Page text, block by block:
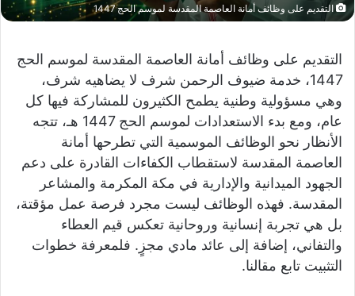
التقديم على وظائف أمانة العاصمة المقدسة لموسم الحج 1447
التقديم على وظائف أمانة العاصمة المقدسة لموسم الحج
1447، خدمة ضيوف الرحمن شرف لا يضاهيه شرف،
وهي مسؤولية وطنية يطمح الكثيرون للمشاركة فيها كل
عام، ومع بدء الاستعدادات لموسم الحج 1447 هـ، تتجه
الأنظار نحو الوظائف الموسمية التي تطرحها أمانة
العاصمة المقدسة لاستقطاب الكفاءات القادرة على دعم
الجهود الميدانية والإدارية في مكة المكرمة والمشاعر
المقدسة. فهذه الوظائف ليست مجرد فرصة عمل مؤقتة،
بل هي تجربة إنسانية وروحانية تعكس قيم العطاء
والتفاني، إضافة إلى عائد مادي مجزٍ. فلمعرفة خطوات
التثبيت تابع مقالنا.